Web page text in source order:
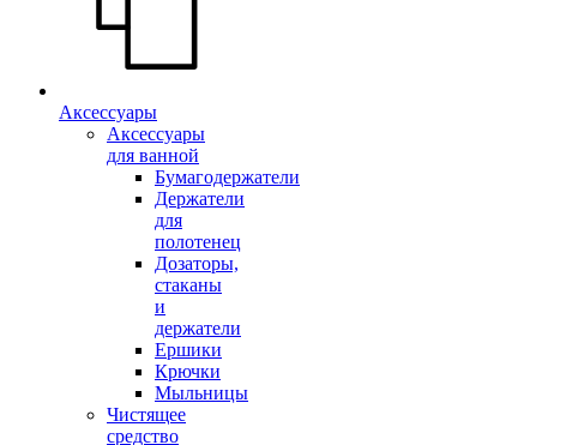
Аксессуары
Аксессуары
для ванной
Бумагодержатели
Держатели
для
полотенец
Дозаторы,
стаканы
и
держатели
Ершики
Крючки
Мыльницы
Чистящее
средство